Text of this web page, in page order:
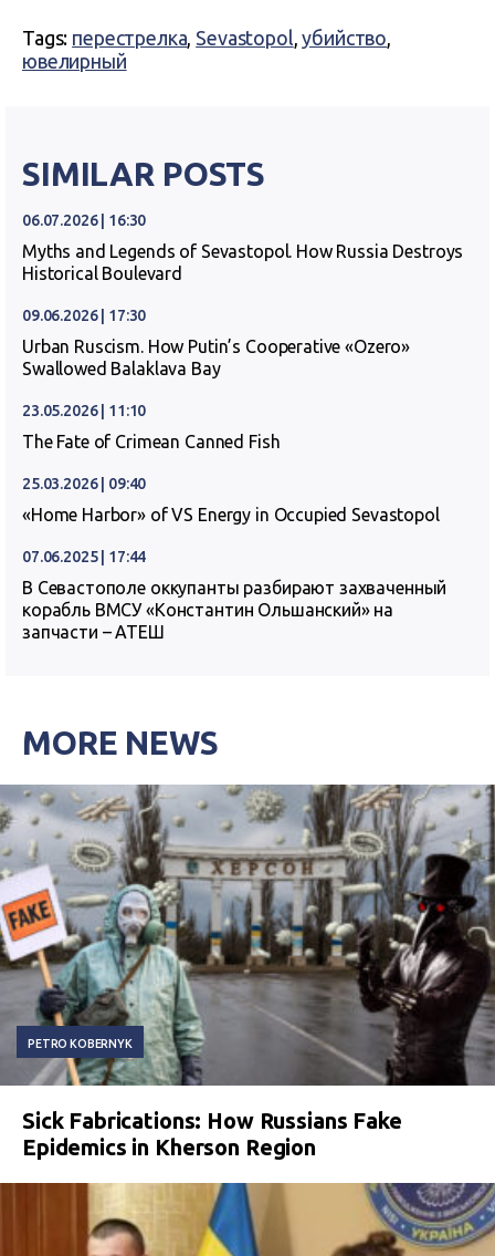
Tags: перестрелка, Sevastopol,убийство,
ювелирный
SIMILAR POSTS
06.07.2026 | 16:30
Myths and Legends of Sevastopol. How Russia Destroys
Historical Boulevard
09.06.2026 | 17:30
Urban Ruscism. How Putin’s Cooperative «Ozero»
Swallowed Balaklava Bay
23.05.2026 | 11:10
The Fate of Crimean Canned Fish
25.03.2026 | 09:40
«Home Harbor» of VS Energy in Occupied Sevastopol
07.06.2025 | 17:44
В Севастополе оккупанты разбирают захваченный
корабль ВМСУ «Константин Ольшанский» на
запчасти – АТЕШ
MORE NEWS
PETRO KOBERNYK
Sick Fabrications: How Russians Fake
Epidemics in Kherson Region